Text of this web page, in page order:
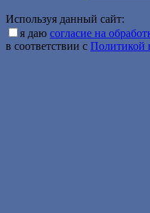
Используя данный сайт:
я даю согласие на
в соответствии с Политикой